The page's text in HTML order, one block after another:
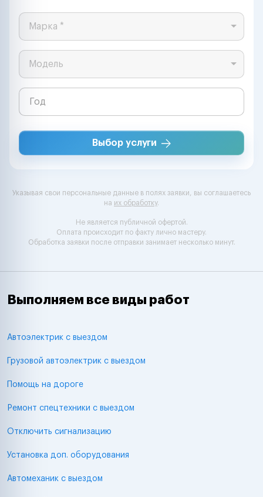
Марка *
Модель
Выбор услуги
Указывая свои персональные данные в полях заявки, вы соглашаетесь
на их обработку.
Не является публичной офертой.
Оплата происходит по факту лично мастеру.
Обработка заявки после отправки занимает несколько минут.
Выполняем все виды работ
Автоэлектрик с выездом
Грузовой автоэлектрик с выездом
Помощь на дороге
Ремонт спецтехники с выездом
Отключить сигнализацию
Установка доп. оборудования
Автомеханик с выездом